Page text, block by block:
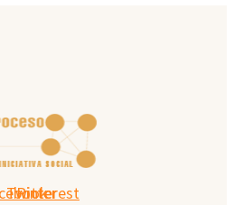
Twitter
Pinterest